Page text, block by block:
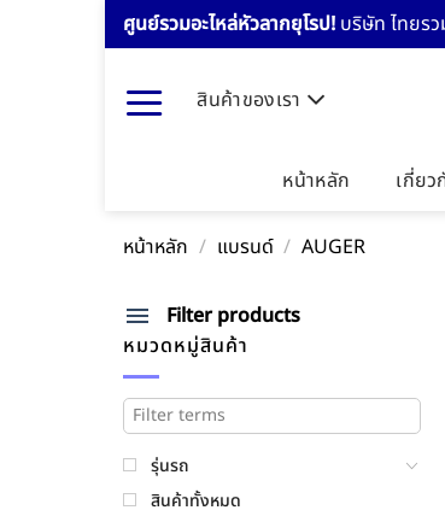
Skip
to
ศูนย์รวมอะไหล่หัวลากยุโรป! บริษัท ไทยร
สินค้าของเรา
หน้าหลัก เกี่ยว
หน้าหลัก / แบรนด์ / AUGER
Filter products
หมวดหมู่สินค้า
รุ่นรถ
สินค้าทั้งหมด